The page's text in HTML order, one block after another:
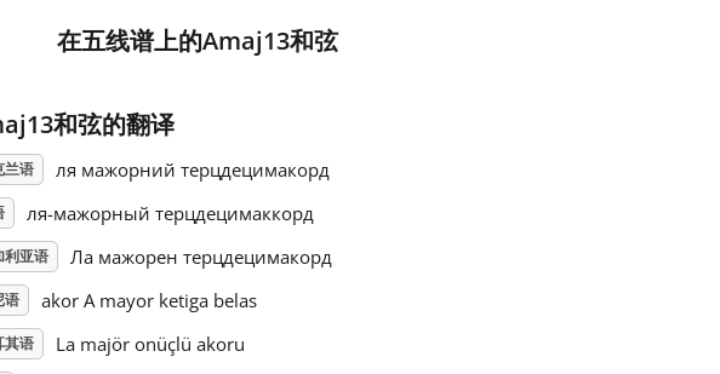
在五线谱上的Amaj13和弦
和弦的翻译
兰语 ля мажорний терцдецимакорд
ля-мажорный терцдецимаккорд
利亚语 Ла мажорен терцдецимакорд
语 akor A mayor ketiga belas
其语 La majör onüçlü akoru